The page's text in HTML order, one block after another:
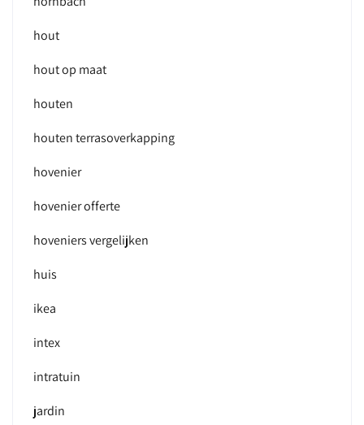
hout
hout op maat
houten
houten terrasoverkapping
hovenier
hovenier offerte
hoveniers vergelijken
huis
ikea
intex
intratuin
jardin